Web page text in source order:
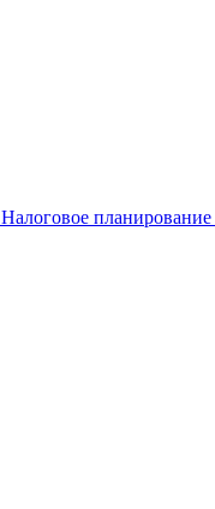
Налоговое планирование